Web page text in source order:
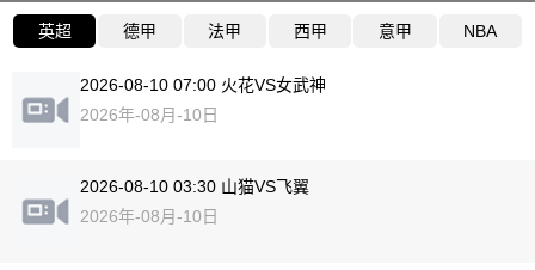
英超 德甲 法甲 西甲 意甲 NBA
2026-08-10 07:00 火花VS女武神
2026年-08月-10日
2026-08-10 03:30 山猫VS飞翼
2026年-08月-10日